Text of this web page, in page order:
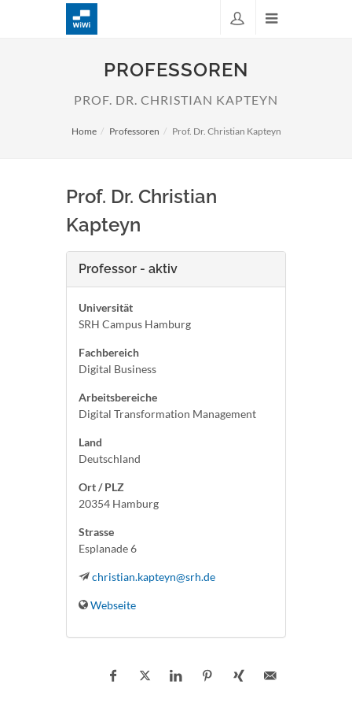
PROFESSOREN
PROF. DR. CHRISTIAN KAPTEYN
Home Professoren Prof. Dr. Christian Kapteyn
Prof. Dr. Christian
Kapteyn
Professor - aktiv
Universität
SRH Campus Hamburg
Fachbereich
Digital Business
Arbeitsbereiche
Digital Transformation Management
Land
Deutschland
Ort / PLZ
20354 Hamburg
Strasse
Esplanade 6
christian.kapteyn@srh.de
Webseite